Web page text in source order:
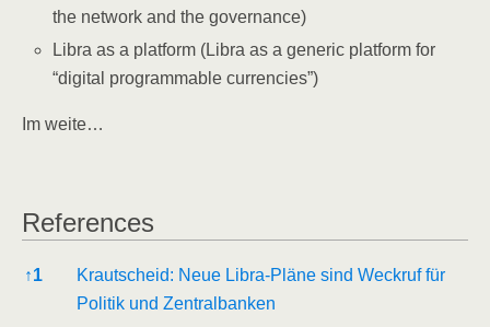
the net­work and the governance)
Libra as a plat­form (Libra as a gene­ric plat­form for
“digi­tal pro­gramma­ble currencies”)
Im wei­te…
Refe­ren­ces
Refe­ren­ces
↑1
Kraut­scheid: Neue Libra-Plä­ne sind Weck­ruf für
Poli­tik und Zentralbanken